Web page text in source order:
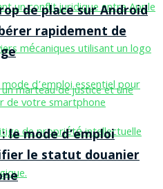
de place sur Android
rapidement de
le mode d’emploi
le statut douanier